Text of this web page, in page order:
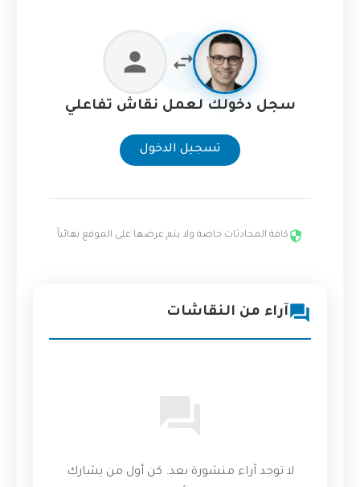
سجل دخولك لعمل نقاش تفاعلي
تسجيل الدخول
كافة المحادثات خاصة ولا يتم عرضها على الموقع نهائياً
آراء من النقاشات
لا توجد آراء منشورة بعد. كن أول من يشارك